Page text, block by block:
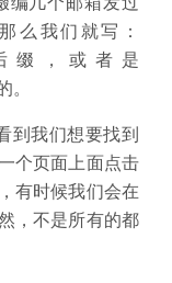
么我们就写：
缀，或者是
。
到我们想要找到
个页面上面点击
有时候我们会在
，不是所有的都